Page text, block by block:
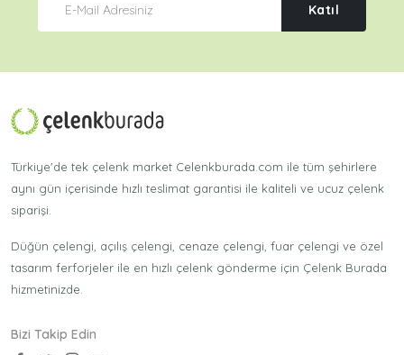
Katıl
Türkiye'de tek çelenk market Celenkburada.com ile tüm şehirlere
aynı gün içerisinde hızlı teslimat garantisi ile kaliteli ve ucuz çelenk
siparişi.
Düğün çelengi, açılış çelengi, cenaze çelengi, fuar çelengi ve özel
tasarım ferforjeler ile en hızlı çelenk gönderme için Çelenk Burada
hizmetinizde.
Bizi Takip Edin